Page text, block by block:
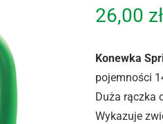
26,00 zł
Konewka
pojemności
Duża rączka
Wykazuje